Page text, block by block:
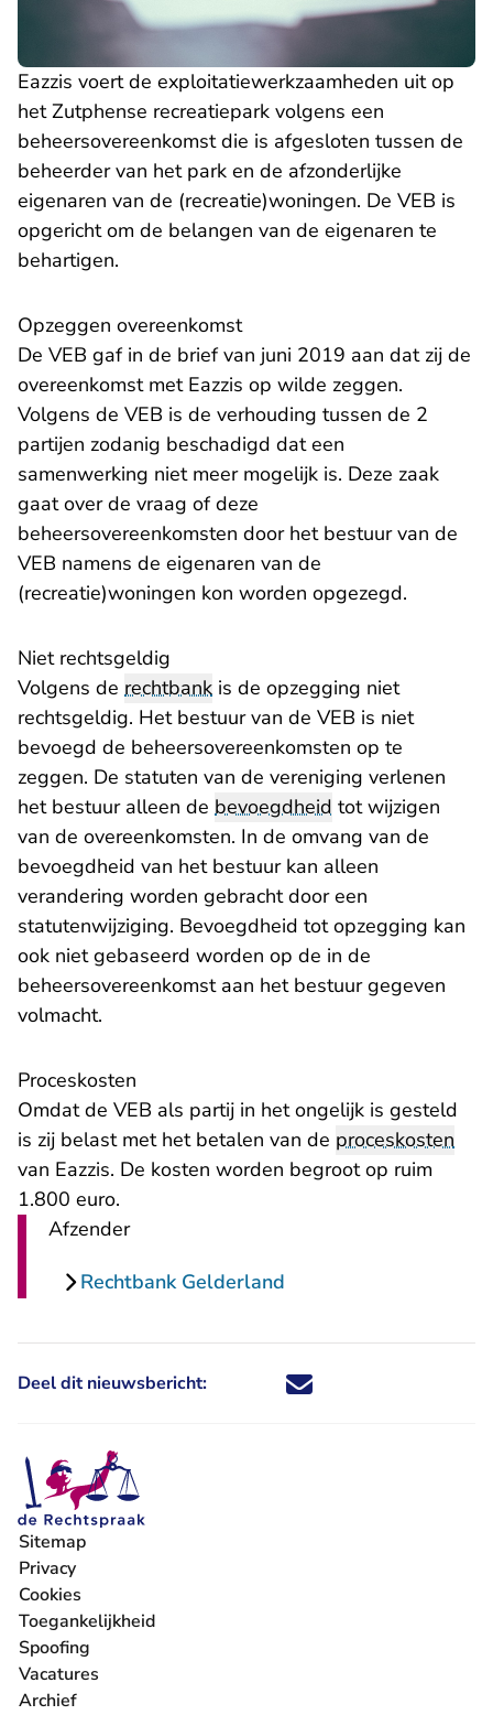
Eazzis voert de exploitatiewerkzaamheden uit op
het Zutphense recreatiepark volgens een
beheersovereenkomst die is afgesloten tussen de
beheerder van het park en de afzonderlijke
eigenaren van de (recreatie)woningen. De VEB is
opgericht om de belangen van de eigenaren te
behartigen.
Opzeggen overeenkomst
De VEB gaf in de brief van juni 2019 aan dat zij de
overeenkomst met Eazzis op wilde zeggen.
Volgens de VEB is de verhouding tussen de 2
partijen zodanig beschadigd dat een
samenwerking niet meer mogelijk is. Deze zaak
gaat over de vraag of deze
beheersovereenkomsten door het bestuur van de
VEB namens de eigenaren van de
(recreatie)woningen kon worden opgezegd.
Niet rechtsgeldig
Volgens de rechtbank is de opzegging niet
rechtsgeldig. Het bestuur van de VEB is niet
bevoegd de beheersovereenkomsten op te
zeggen. De statuten van de vereniging verlenen
het bestuur alleen de bevoegdheid tot wijzigen
van de overeenkomsten. In de omvang van de
bevoegdheid van het bestuur kan alleen
verandering worden gebracht door een
statutenwijziging. Bevoegdheid tot opzegging kan
ook niet gebaseerd worden op de in de
beheersovereenkomst aan het bestuur gegeven
volmacht.
Proceskosten
Omdat de VEB als partij in het ongelijk is gesteld
is zij belast met het betalen van de proceskosten
van Eazzis. De kosten worden begroot op ruim
1.800 euro.
Afzender
Rechtbank Gelderland
Deel dit nieuwsbericht: Deel dit nieuwsbericht via X -
Deel dit nieuwsbericht via
Deel dit nieuwsbericht
Deel dit
Sitemap
Privacy
Cookies
Toegankelijkheid
Spoofing
Vacatures
- U verlaat Rechtspraak.nl
Archief